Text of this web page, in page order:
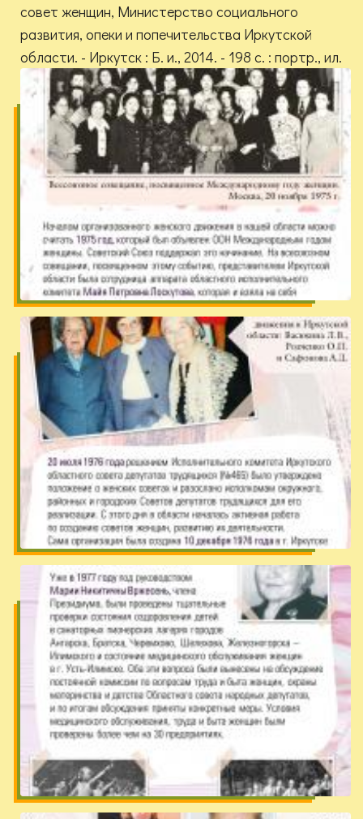
совет женщин, Министерство социального
развития, опеки и попечительства Иркутской
области. - Иркутск : Б. и., 2014. - 198 с. : портр., ил.